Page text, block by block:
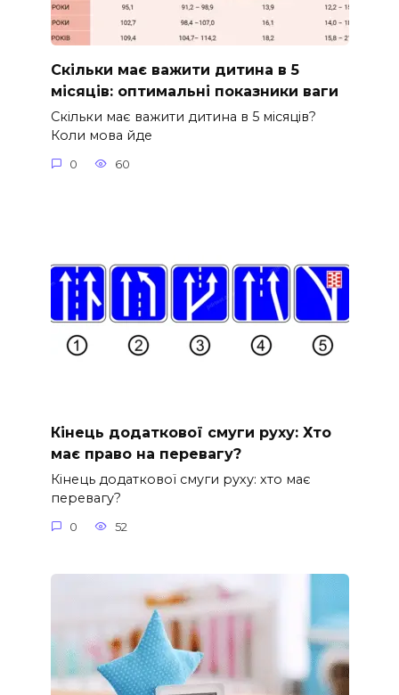
Скільки має важити дитина в 5
місяців: оптимальні показники ваги
Скільки має важити дитина в 5 місяців?
Коли мова йде
0 60
Кінець додаткової смуги руху: Хто
має право на перевагу?
Кінець додаткової смуги руху: хто має
перевагу?
0 52